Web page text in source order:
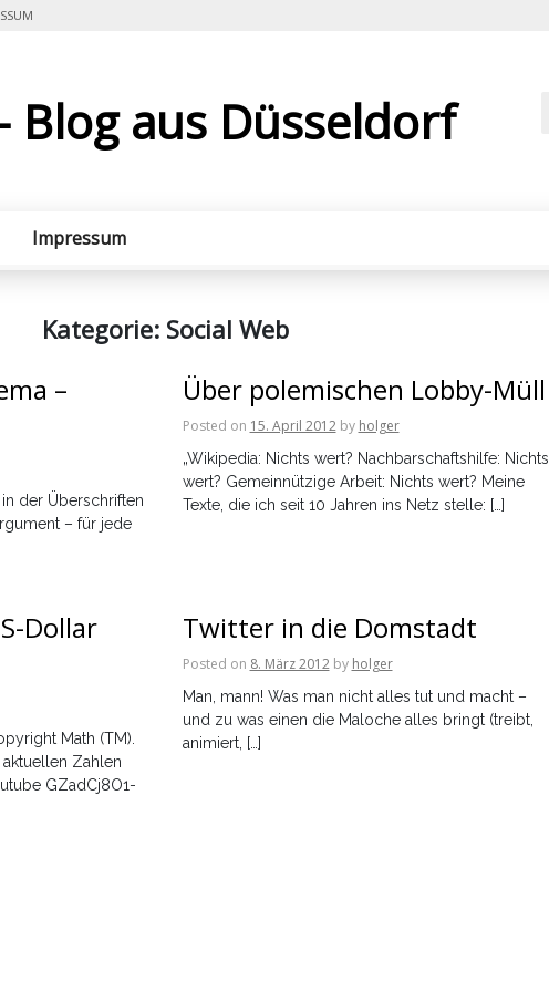
Blog aus Düsseldorf
Impressum
Kategorie: Social Web
–
der Überschriften
– für jede
Über polemischen Lobby-Müll
Posted on 15. April 2012by holger
„Wikipedia: Nichts wert? Nachbarschaftshilfe: Nichts
wert? Gemeinnützige Arbeit: Nichts wert? Meine
Texte, die ich seit 10 Jahren ins Netz stelle: […]
Dollar
Math (TM).
Zahlen
GZadCj8O1-
Twitter in die Domstadt
Posted on 8. März 2012by holger
Man, mann! Was man nicht alles tut und macht –
und zu was einen die Maloche alles bringt (treibt,
animiert, […]